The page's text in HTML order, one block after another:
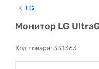
LG
Монитор LG
Код товара: 331363